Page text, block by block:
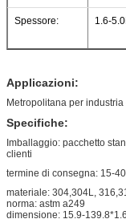
Spessore: 1.6-
Applicazioni:
Metropolitana per
Specifiche:
Imballaggio: pacchetto
clienti
termine di consegna: 15-
materiale: 304,304L,
norma: astm a249
dimensione: 15.9-